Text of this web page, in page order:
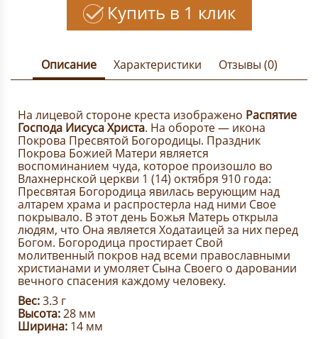
Купить в 1 клик
Описание Характеристики Отзывы (0)
На лицевой стороне креста изображено Распятие
Господа Иисуса Христа. На обороте — икона
Покрова Пресвятой Богородицы. Праздник
Покрова Божией Матери является
воспоминанием чуда, которое произошло во
Влахнернской церкви 1 (14) октября 910 года:
Пресвятая Богородица явилась верующим над
алтарем храма и распростерла над ними Свое
покрывало. В этот день Божья Матерь открыла
людям, что Она является Ходатаицей за них перед
Богом. Богородица простирает Свой
молитвенный покров над всеми православными
христианами и умоляет Сына Своего о даровании
вечного спасения каждому человеку.
Вес:3.3 г
Высота:28 мм
Ширина: 14 мм